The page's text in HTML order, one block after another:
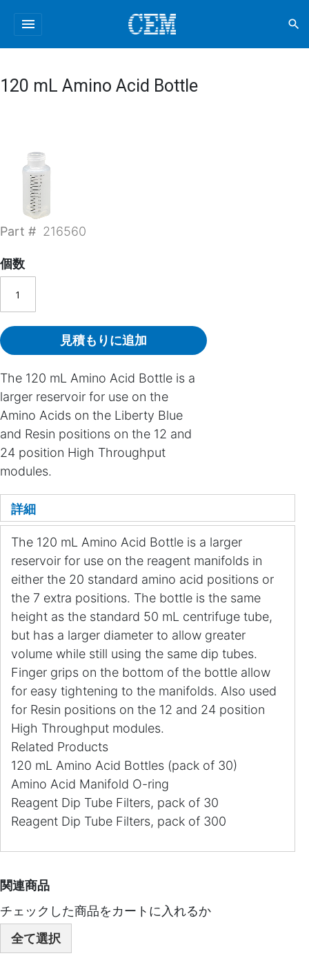
menu search
120 mL Amino Acid Bottle
Part # 216560
個数
見積もりに追加
The 120 mL Amino Acid Bottle is a
larger reservoir for use on the
Amino Acids on the Liberty Blue
and Resin positions on the 12 and
24 position High Throughput
modules.
詳細
The 120 mL Amino Acid Bottle is a larger
reservoir for use on the reagent manifolds in
either the 20 standard amino acid positions or
the 7 extra positions. The bottle is the same
height as the standard 50 mL centrifuge tube,
but has a larger diameter to allow greater
volume while still using the same dip tubes.
Finger grips on the bottom of the bottle allow
for easy tightening to the manifolds. Also used
for Resin positions on the 12 and 24 position
High Throughput modules.
Related Products
120 mL Amino Acid Bottles (pack of 30)
Amino Acid Manifold O-ring
Reagent Dip Tube Filters, pack of 30
Reagent Dip Tube Filters, pack of 300
関連商品
チェックした商品をカートに入れるか
全て選択